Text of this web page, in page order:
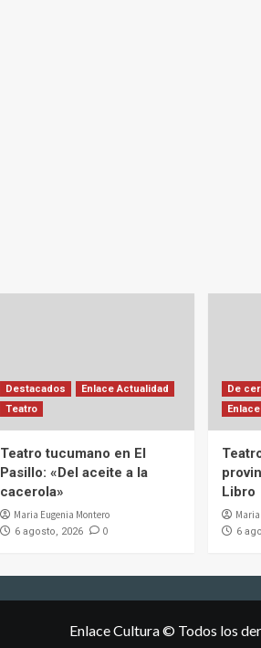
Destacados
Enlace Actualidad
Teatro
Teatro tucumano en El
Pasillo: «Del aceite a la
cacerola»
Maria Eugenia Montero
6 agosto, 2026 0
De
Libro
6
Enlace Cultura © Todos los